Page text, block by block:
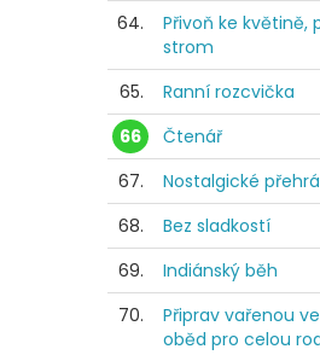
64.
Přivoň ke květině,
strom
65.
Ranní rozcvička
66
Čtenář
67.
Nostalgické
68.
Bez sladkostí
69.
Indiánský běh
70.
Připrav vařenou
oběd pro celou